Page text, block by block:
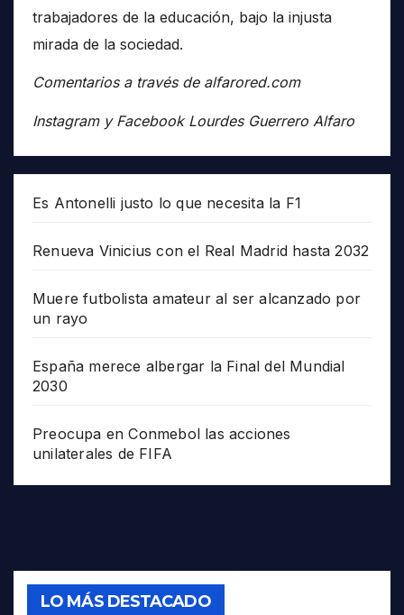
trabajadores de la educación, bajo la injusta
mirada de la sociedad.
Comentarios a través de alfarored.com
Instagram y Facebook Lourdes Guerrero Alfaro
Es Antonelli justo lo que necesita la F1
Renueva Vinicius con el Real Madrid hasta 2032
Muere futbolista amateur al ser alcanzado por
un rayo
España merece albergar la Final del Mundial
2030
Preocupa en Conmebol las acciones
unilaterales de FIFA
LO MÁS DESTACADO